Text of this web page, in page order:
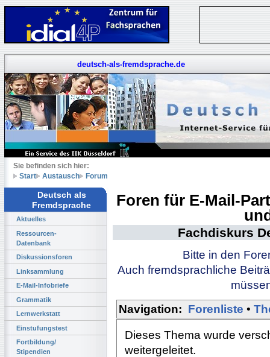
deutsch-als-fremdsprache.de
Sie befinden sich hier:
Start
Austausch Forum
Deutsch als
Fremdsprache
Aktuelles
Ressourcen-
Datenbank
Diskussionsforen
Linksammlung
E-Mail-Infobriefe
Grammatik
Lernwerkstatt
Einstufungstest
Fortbildung/
Stipendien
Foren für E-Mail-
Fachdiskurs
Bitte in den
Auch fremdsprachliche
Navigation: Forenliste •
Dieses Thema wurde
weitergeleitet.